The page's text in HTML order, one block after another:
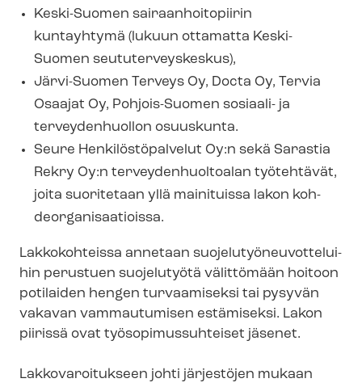
Keski-Suomen sai­raan­hoi­to­pii­rin
kuntayhtymä (lukuun ottamatta Keski-
Suomen seu­tu­ter­veys­kes­kus),
Järvi-Suomen Terveys Oy, Docta Oy, Tervia
Osaajat Oy, Pohjois-Suomen sosiaali- ja
terveydenhuollon osuuskunta.
Seure Hen­ki­lös­tö­pal­ve­lut Oy:n sekä Sarastia
Rekry Oy:n ter­vey­den­huol­toa­lan työtehtävät,
joita suoritetaan yllä mainituissa lakon koh­
deor­ga­ni­saa­tiois­sa.
Lakkokohteissa annetaan suo­je­lu­työ­neu­vot­te­lui­
hin perustuen suojelutyötä välittömään hoitoon
potilaiden hengen turvaamiseksi tai pysyvän
vakavan vammautumisen estämiseksi. Lakon
piirissä ovat työ­so­pi­mus­suh­tei­set jäsenet.
Lakkovaroitukseen johti järjestöjen mukaan